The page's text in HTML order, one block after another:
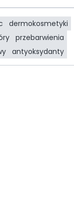
dermokosmetyki
przebarwienia
antyoksydanty